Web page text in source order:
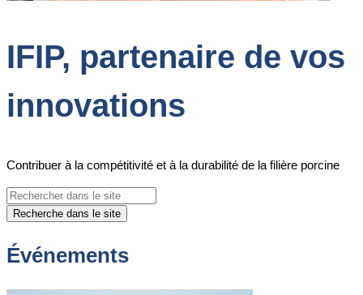
IFIP, partenaire de vos
innovations
Contribuer à la compétitivité et à la durabilité de la filière porcine
Recherche dans le site
Événements